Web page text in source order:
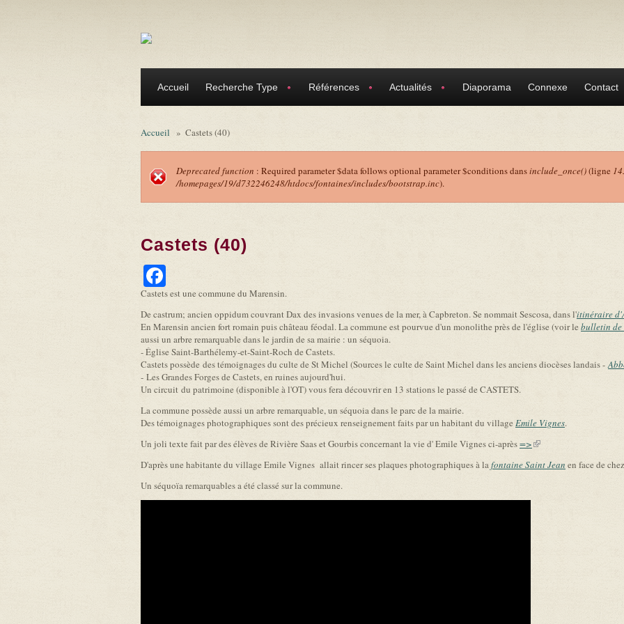
Accueil Recherche Type Références Actualités Diaporama Connexe Contact
Accueil » Castets (40)
Message d'erreur
Deprecated function : Required parameter $data follows optional parameter $conditions dansinclude_once()(ligne
/homepages/19/d732246248/htdocs/fontaines/includes/bootstrap.inc).
Castets (40)
Castets est une commune du Marensin.
De castrum; ancien oppidum couvrant Dax des invasions venues de la mer, à Capbreton. Se nommait Sescosa, dans l'itinéraire
En Marensin ancien fort romain puis château féodal. La commune est pourvue d'un monolithe près de l'église (voir lebulletin de
aussi un arbre remarquable dans le jardin de sa mairie : un séquoia.
- Église Saint-Barthélemy-et-Saint-Roch de Castets.
Castets possède des témoignages du culte de St Michel (Sources le culte de Saint Michel dans les anciens diocèses landais -
- Les Grandes Forges de Castets, en ruines aujourd'hui.
Un circuit du patrimoine (disponible à l'OT) vous fera découvrir en 13 stations le passé de CASTETS.
La commune possède aussi un arbre remarquable, un séquoia dans le parc de la mairie.
Des témoignages photographiques sont des précieux renseignement faits par un habitant du village Emile Vignes.
Un joli texte fait par des élèves de Rivière Saas et Gourbis concernant la vie d' Emile Vignes ci-après=>(link is external)
D'après une habitante du village Emile Vignes allait rincer ses plaques photographiques à lafontaine Saint Jean en face de
Un séquoïa remarquables a été classé sur la commune.